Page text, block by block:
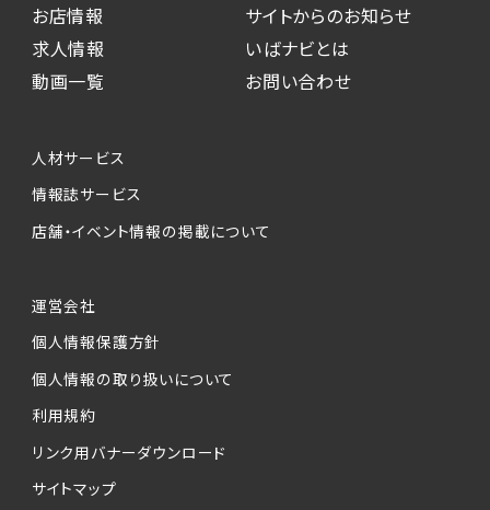
お店情報
求人情報
動画一覧
サイトからのお知らせ
いばナビとは
お問い合わせ
人材サービス
情報誌サービス
店舗・イベント情報の掲載について
運営会社
個人情報保護方針
個人情報の取り扱いについて
利用規約
リンク用バナーダウンロード
サイトマップ